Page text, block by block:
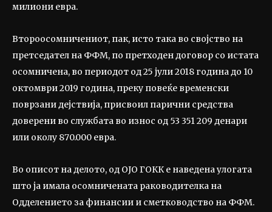
милиони евра.
Второосомничениот, пак, исто така во својство на
претседател на ФФМ, по претходен договор со истата
осомничена, во периодот од 25 јули 2018 година до 10
октомври 2019 година, преку повеќе временски
поврзани дејствија, присвоил парични средства
доверени во службата во износ од 53 351 209 денари
или околу 870.000 евра.
Во описот на делото, од ОЈО ГОКК е наведена улогата
што ја имала осомничената раководителка на
Одделението за финансии и сметководство на ФФМ.